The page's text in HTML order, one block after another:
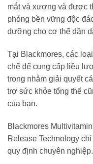
mắt và xương và được
phóng bền vững độc
dưỡng cho cơ thể dần
Tại Blackmores, các
chế để cung cấp liều
trọng nhằm giải quyết
trợ sức khỏe tổng thể
của bạn.
Blackmores
Release Technology
quy định chuyên nghiệp.